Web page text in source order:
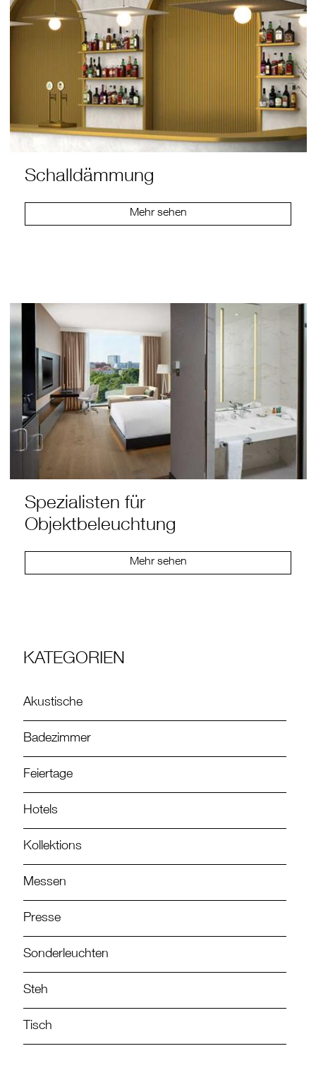
Schalldämmung
Mehr sehen
Spezialisten für
Objektbeleuchtung
Mehr sehen
KATEGORIEN
Akustische
Badezimmer
Feiertage
Hotels
Kollektions
Messen
Presse
Sonderleuchten
Steh
Tisch